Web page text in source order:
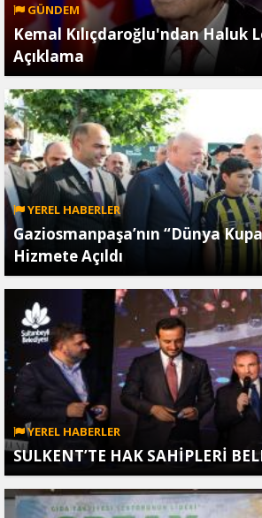
GÜNDEM
Kemal Kılıçdaroğlu'ndan Haluk
Açıklama
YEREL HABERLER
Gaziosmanpaşa’nın “Dünya
Hizmete Açıldı
YEREL HABERLER
SULKENT’TE HAK SAHİPLERİ